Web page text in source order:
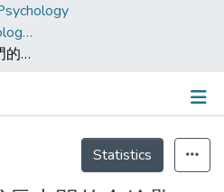
Counselling and Psychology - Publication
故事: 打開兒童成長大門的金鑰匙
Statistics